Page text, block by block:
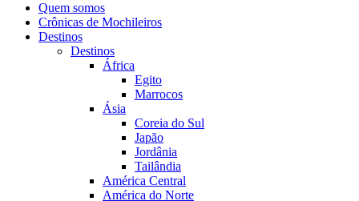
Quem somos
Crônicas de Mochileiros
Destinos
Destinos
África
Egito
Marrocos
Ásia
Coreia do Sul
Japão
Jordânia
Tailândia
América Central
América do Norte